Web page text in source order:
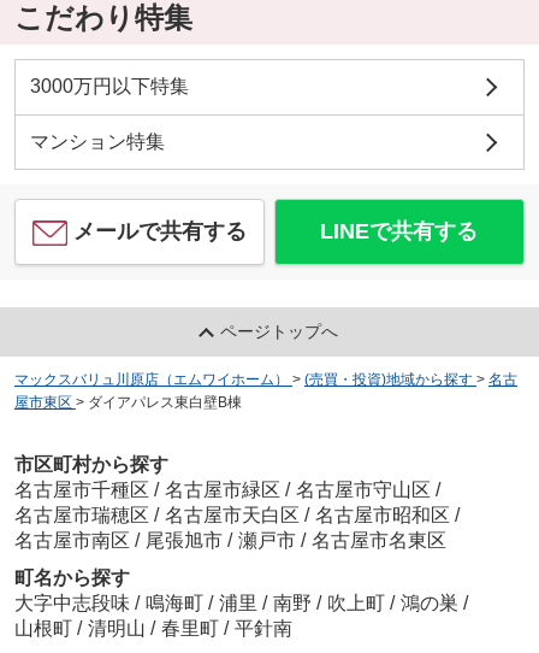
こだわり特集
3000万円以下特集
マンション特集
メールで共有する LINEで共有する
ページトップへ
マックスバリュ川原店（エムワイホーム） > (売買・投資)地域から探す > 名古
屋市東区 > ダイアパレス東白壁B棟
市区町村から探す
名古屋市千種区 / 名古屋市緑区 / 名古屋市守山区 /
名古屋市瑞穂区 / 名古屋市天白区 / 名古屋市昭和区 /
名古屋市南区 / 尾張旭市 / 瀬戸市 / 名古屋市名東区
町名から探す
大字中志段味 / 鳴海町 / 浦里 / 南野 / 吹上町 / 鴻の巣 /
山根町 / 清明山 / 春里町 / 平針南